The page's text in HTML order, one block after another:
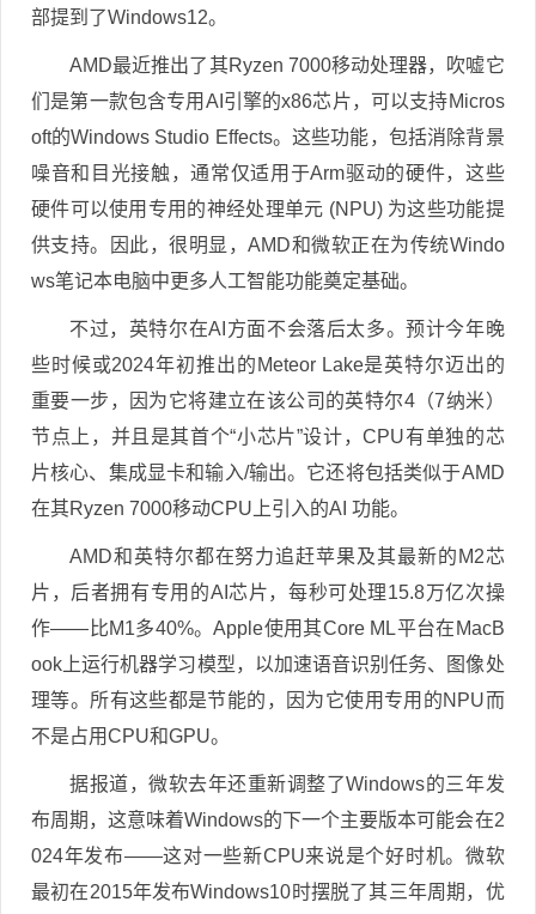
部提到了Windows12。
AMD最近推出了其Ryzen 7000移动处理器，吹嘘它
们是第一款包含专用AI引擎的x86芯片，可以支持Micros
oft的Windows Studio Effects。这些功能，包括消除背景
噪音和目光接触，通常仅适用于Arm驱动的硬件，这些
硬件可以使用专用的神经处理单元 (NPU) 为这些功能提
供支持。因此，很明显，AMD和微软正在为传统Windo
ws笔记本电脑中更多人工智能功能奠定基础。
不过，英特尔在AI方面不会落后太多。预计今年晚
些时候或2024年初推出的Meteor Lake是英特尔迈出的
重要一步，因为它将建立在该公司的英特尔4（7纳米）
节点上，并且是其首个“小芯片”设计，CPU有单独的芯
片核心、集成显卡和输入/输出。它还将包括类似于AMD
在其Ryzen 7000移动CPU上引入的AI 功能。
AMD和英特尔都在努力追赶苹果及其最新的M2芯
片，后者拥有专用的AI芯片，每秒可处理15.8万亿次操
作——比M1多40%。Apple使用其Core ML平台在MacB
ook上运行机器学习模型，以加速语音识别任务、图像处
理等。所有这些都是节能的，因为它使用专用的NPU而
不是占用CPU和GPU。
据报道，微软去年还重新调整了Windows的三年发
布周期，这意味着Windows的下一个主要版本可能会在2
024年发布——这对一些新CPU来说是个好时机。微软
最初在2015年发布Windows10时摆脱了其三年周期，优